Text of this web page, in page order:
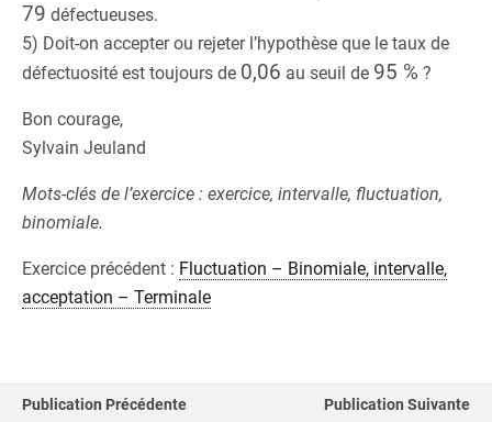
79 défectueuses.
5) Doit-on accepter ou rejeter l’hypothèse que le taux de
défectuosité est toujours de 0,06 au seuil de 95 % ?
Bon courage,
Sylvain Jeuland
Mots-clés de l’exercice : exercice, intervalle, fluctuation,
binomiale.
Exercice précédent : Fluctuation – Binomiale, intervalle,
acceptation – Terminale
Publication Précédente
Publication Suivante